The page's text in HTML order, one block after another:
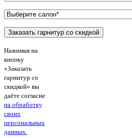
Нажимая на
кнопку
«Заказать
гарнитур со
скидкой» вы
даёте согласие
на обработку
своих
персональных
данных.